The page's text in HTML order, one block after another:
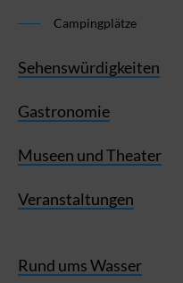
Campingplätze
Sehenswürdigkeiten
Gastronomie
Museen und Theater
Veranstaltungen
Rund ums Wasser